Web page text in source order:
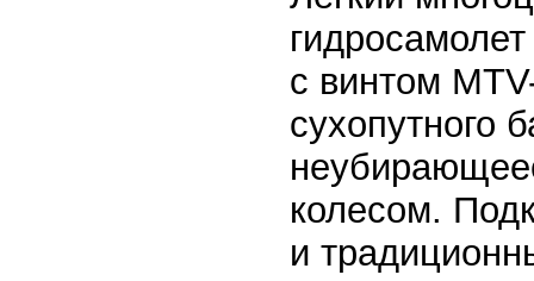
с винтом
сухопутного
колесом.
и